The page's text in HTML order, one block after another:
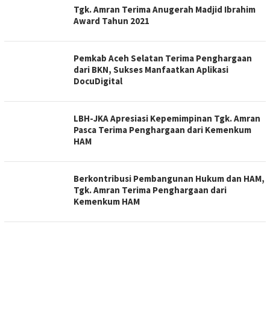
Tgk. Amran Terima Anugerah Madjid Ibrahim
Award Tahun 2021
Pemkab Aceh Selatan Terima Penghargaan
dari BKN, Sukses Manfaatkan Aplikasi
DocuDigital
LBH-JKA Apresiasi Kepemimpinan Tgk. Amran
Pasca Terima Penghargaan dari Kemenkum
HAM
Berkontribusi Pembangunan Hukum dan HAM,
Tgk. Amran Terima Penghargaan dari
Kemenkum HAM